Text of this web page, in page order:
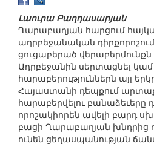
Լաուրա Բաղդասարյան
Ղարաբաղյան հարցում
ադրբեջանական
ցուցաբերած
Ադրբեջանին սերտացնել կամ
հարաբերություններն այլ
Հայաստանի դեպքում
հարաբերվելու բանաձեւերը
որոշակիորեն ավելի բարդ
բացի Ղարաբաղյան խնդրից
ունեն ցեղասպանության